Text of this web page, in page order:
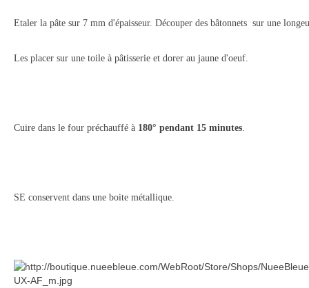
Etaler la pâte sur 7 mm d'épaisseur. Découper des bâtonnets sur une
Les placer sur une toile à pâtisserie et dorer au jaune d'oeuf.
Cuire dans le four préchauffé à 180° pendant 15 minutes.
SE conservent dans une boite métallique.